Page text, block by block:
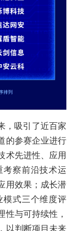
，吸引了近百家
的参赛企业进行
术先进性、应用
察前沿技术运
用效果；成长潜
模式三个维度评
性与可持续性，
以判断项目未来